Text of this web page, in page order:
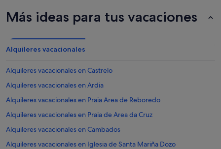
Más ideas para tus vacaciones
Alquileres vacacionales
Alquileres vacacionales en Castrelo
Alquileres vacacionales en Ardia
Alquileres vacacionales en Praia Area de Reboredo
Alquileres vacacionales en Praia de Area da Cruz
Alquileres vacacionales en Cambados
Alquileres vacacionales en Iglesia de Santa Mariña Dozo